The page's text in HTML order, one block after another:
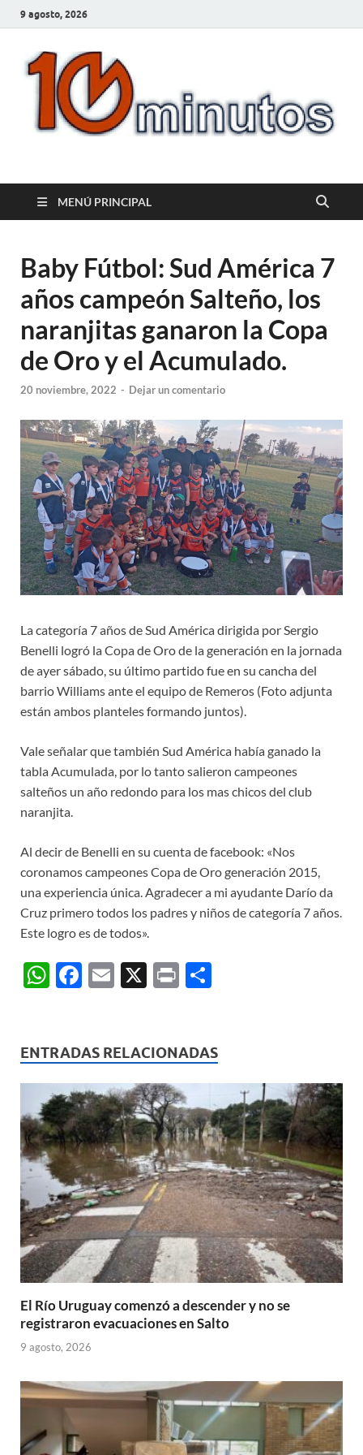
9 agosto, 2026
10minutos.com.uy
MENÚ PRINCIPAL
Baby Fútbol: Sud América 7
años campeón Salteño, los
naranjitas ganaron la Copa
de Oro y el Acumulado.
20 noviembre, 2022 - Dejar un comentario
La categoría 7 años de Sud América dirigida por Sergio
Benelli logró la Copa de Oro de la generación en la jornada
de ayer sábado, su último partido fue en su cancha del
barrio Williams ante el equipo de Remeros (Foto adjunta
están ambos planteles formando juntos).
Vale señalar que también Sud América había ganado la
tabla Acumulada, por lo tanto salieron campeones
salteños un año redondo para los mas chicos del club
naranjita.
Al decir de Benelli en su cuenta de facebook: «Nos
coronamos campeones Copa de Oro generación 2015,
una experiencia única. Agradecer a mi ayudante Darío da
Cruz primero todos los padres y niños de categoría 7 años.
Este logro es de todos».
W
s
A
p
p
F
b
o
o
k
E
X
P
p
ar
ti
r
ENTRADAS RELACIONADAS
El Río Uruguay comenzó a descender y no se
registraron evacuaciones en Salto
9 agosto, 2026